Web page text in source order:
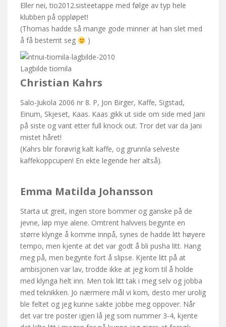
Eller nei, tio2012.sisteetappe med følge av typ hele
klubben på oppløpet!
(Thomas hadde så mange gode minner at han slet med
å få bestemt seg
)
Lagbilde tiomila
Christian Kahrs
Salo-Jukola 2006 nr 8. P, Jon Birger, Kaffe, Sigstad,
Einum, Skjeset, Kaas. Kaas gikk ut side om side med Jani
på siste og vant etter full knock out. Tror det var da Jani
mistet håret!
(Kahrs blir forøvrig kalt kaffe, og grunnla selveste
kaffekoppcupen! En ekte legende her altså).
Emma Matilda Johansson
Starta ut greit, ingen store bommer og ganske på de
jevne, løp mye alene. Omtrent halvveis begynte en
større klynge å komme innpå, synes de hadde litt høyere
tempo, men kjente at det var godt å bli pusha litt. Hang
meg på, men begynte fort å slipse. Kjente litt på at
ambisjonen var lav, trodde ikke at jeg kom til å holde
med klynga helt inn. Men tok litt tak i meg selv og jobba
med teknikken. Jo nærmere mål vi kom, desto mer urolig
ble feltet og jeg kunne sakte jobbe meg oppover. Når
det var tre poster igjen lå jeg som nummer 3-4, kjente